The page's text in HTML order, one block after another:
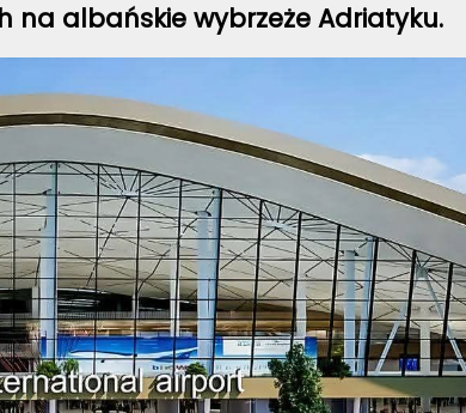
albańskie wybrzeże Adriatyku.